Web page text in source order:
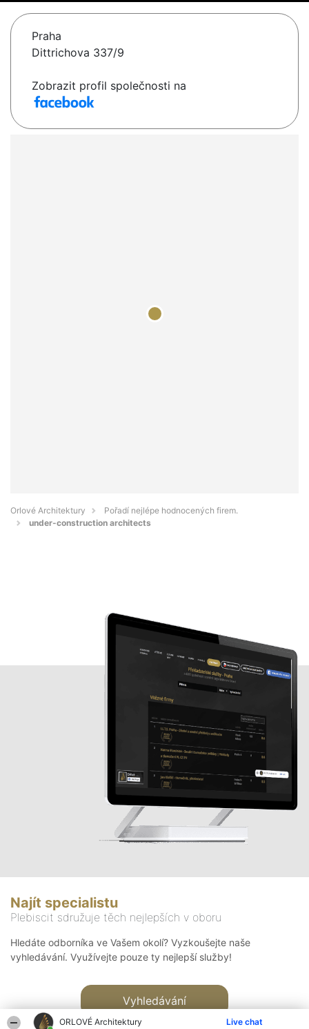
ORLOVÉ Architektury Live chat
Praha
Dittrichova 337/9
Zobrazit profil společnosti na
Orlové Architektury
Pořadí nejlépe hodnocených firem.
under-construction architects
Najít specialistu
Plebiscit sdružuje těch nejlepších v oboru
Hledáte odborníka ve Vašem okolí? Vyzkoušejte naše
vyhledávání. Využívejte pouze ty nejlepší služby!
Vyhledávání